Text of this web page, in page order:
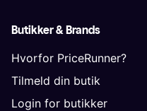
Butikker & Brands
Hvorfor PriceRunner?
Tilmeld din butik
Login for butikker